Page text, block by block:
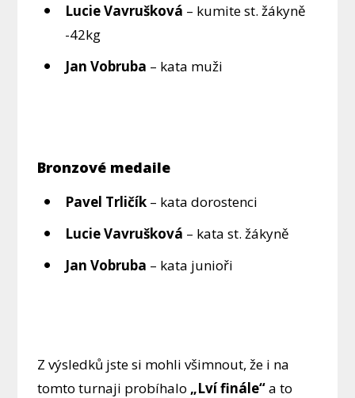
Lucie Vavrušková – kumite st. žákyně
-42kg
Jan Vobruba – kata muži
Bronzové medaile
Pavel Trličík – kata dorostenci
Lucie Vavrušková – kata st. žákyně
Jan Vobruba – kata junioři
Z výsledků jste si mohli všimnout, že i na
tomto turnaji probíhalo „Lví finále“a to